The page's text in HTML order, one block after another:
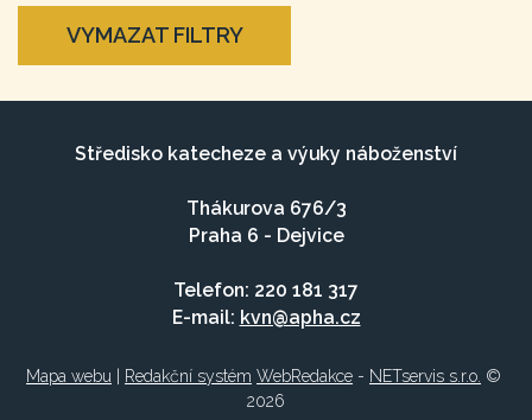
VYMAZAT FILTRY
Středisko katecheze a výuky náboženství
Thákurova 676/3
Praha 6 - Dejvice
Telefon: 220 181 317
E-mail: kvn@apha.cz
Mapa webu Redakční systém WebRedakce - NETservis s.r.o. ©
2026